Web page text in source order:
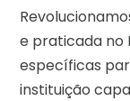
e praticada no
específicas
instituição